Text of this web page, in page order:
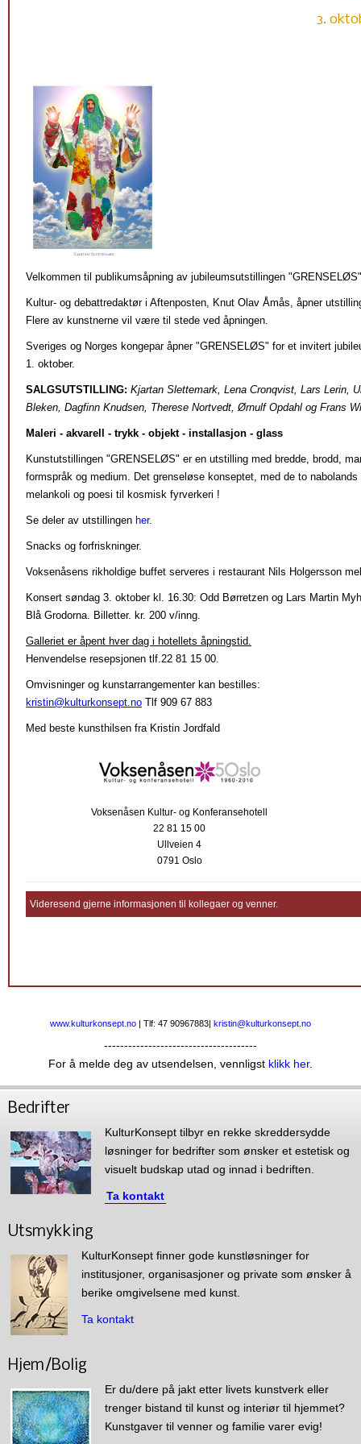
3.
Velkommen til publikumsåpning av jubileumsutstillingen
Kultur- og debattredaktør i Aftenposten, Knut Olav Åmås, åpner
Flere av kunstnerne vil være til stede ved åpningen.
Sveriges og Norges kongepar åpner "GRENSELØS" for et invitert
1. oktober.
SALGSUTSTILLING: Kjartan Slettemark, Lena Cronqvist, Lars Lerin,
Bleken, Dagfinn Knudsen, Therese Nortvedt, Ørnulf Opdahl og Frans
Maleri - akvarell - trykk - objekt - installasjon - glass
Kunstutstillingen "GRENSELØS" er en utstilling med bredde, brodd,
formspråk og medium. Det grenseløse konseptet, med de to
melankoli og poesi til kosmisk fyrverkeri !
Se deler av utstillingen her.
Snacks og forfriskninger.
Voksenåsens rikholdige buffet serveres i restaurant Nils Holgersson
Konsert søndag 3. oktober kl. 16.30: Odd Børretzen og Lars Martin
Blå Grodorna. Billetter. kr. 200 v/inng.
Galleriet er åpent hver dag i hotellets åpningstid.
Henvendelse resepsjonen tlf.22 81 15 00.
Omvisninger og kunstarrangementer kan bestilles:
kristin@kulturkonsept.no Tlf 909 67 883
Med beste kunsthilsen fra Kristin Jordfald
Voksenåsen Kultur- og Konferansehotell
22 81 15 00
Ullveien 4
0791 Oslo
Videresend gjerne informasjonen til kollegaer og venner.
www.kulturkonsept.no | Tlf: 47 90967883| kristin@kulturkonsept.no
--------------------------------------
For å melde deg av utsendelsen, vennligst klikk her.
Bedrifter
KulturKonsept tilbyr en rekke skreddersydde
løsninger for bedrifter som ønsker et estetisk og
visuelt budskap utad og innad i bedriften.
Ta kontakt
Utsmykking
KulturKonsept finner gode kunstløsninger for
institusjoner, organisasjoner og private som ønsker å
berike omgivelsene med kunst.
Ta kontakt
Hjem/Bolig
Er du/dere på jakt etter livets kunstverk eller
trenger bistand til kunst og interiør til hjemmet?
Kunstgaver til venner og familie varer evig!